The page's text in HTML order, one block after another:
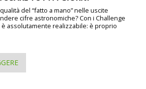
del “fatto a mano” nelle uscite
cifre astronomiche? Con i Challenge
è assolutamente realizzabile: è proprio